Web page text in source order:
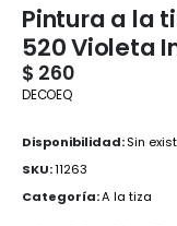
Pintura a la
520 Violeta
$ 260
DECOEQ
Disponibilidad:Sin
SKU:11263
Categoría:A la tiza